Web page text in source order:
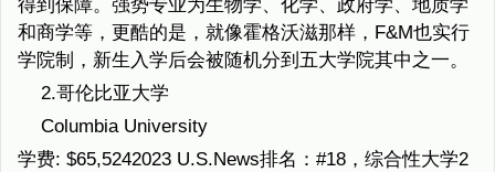
得到保障。强势专业为生物学、化学、政府学、地质学
和商学等，更酷的是，就像霍格沃滋那样，F&M也实行
学院制，新生入学后会被随机分到五大学院其中之一。
2.哥伦比亚大学
Columbia University
学费: $65,5242023 U.S.News排名：#18，综合性大学2